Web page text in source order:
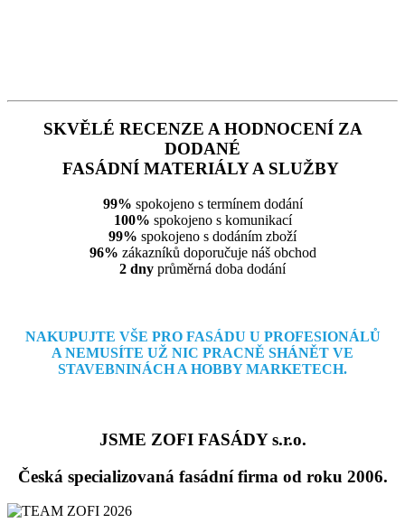
SKVĚLÉ RECENZE A HODNOCENÍ ZA
DODANÉ
FASÁDNÍ MATERIÁLY A SLUŽBY
99% spokojeno s termínem dodání
100% spokojeno s komunikací
99% spokojeno s dodáním zboží
96% zákazníků doporučuje náš obchod
2 dny průměrná doba dodání
NAKUPUJTE VŠE PRO FASÁDU U PROFESIONÁLŮ
A NEMUSÍTE UŽ NIC PRACNĚ SHÁNĚT VE
STAVEBNINÁCH A HOBBY MARKETECH.
JSME ZOFI FASÁDY s.r.o.
Česká specializovaná fasádní firma od roku 2006.